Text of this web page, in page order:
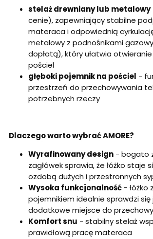
stelaż drewniany lub metalowy
cenie), zapewniający stabilne
materaca i odpowiednią
metalowy z podnośnikami
dopłatą), który ułatwia
pościel
głęboki pojemnik na pościel -
przestrzeń do przechowywania
potrzebnych rzeczy
Dlaczego warto wybrać AMORE?
Wyrafinowany design - bogato
zagłówek sprawia, że łóżko staje
ozdobą dużych i przestronnych
Wysoka funkcjonalność - łóżko
pojemnikiem idealnie sprawdzi się
dodatkowe miejsce do
Komfort snu - stabilny stelaż
prawidłową pracę materaca